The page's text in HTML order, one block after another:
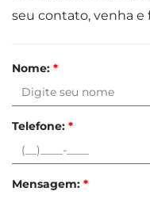
seu contato, venha e
Nome: *
Telefone: *
Mensagem: *